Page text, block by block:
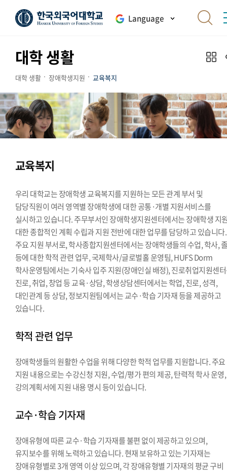
Language
대학 생활
대학 생활 장애학생지원 교육복지
교육복지
우리 대학교는 장애학생 교육복지를 지원하는 모든 관계 부서 및
담당직원이 여러 영역별 장애학생에 대한 공통·개별 지원서비스를
실시하고 있습니다. 주무부서인 장애학생지원센터에서는 장애학생 지
대한 종합적인 계획 수립과 지원 전반에 대한 업무를 담당하고 있습니다.
주요 지원 부서로, 학사종합지원센터에서는 장애학생들의 수업, 학사,
등에 대한 학적 관련 업무, 국제학사/글로벌홀 운영팀, HUFS Dorm
학사운영팀에서는 기숙사 입주 지원(장애인실 배정), 진로취업지원센
진로, 취업, 창업 등 교육·상담, 학생상담센터에서는 학업, 진로, 성격,
대인관계 등 상담, 정보지원팀에서는 교수·학습 기자재 등을 제공하고
있습니다.
학적 관련 업무
장애학생들의 원활한 수업을 위해 다양한 학적 업무를 지원합니다. 주요
지원 내용으로는 수강신청 지원, 수업/평가 편의 제공, 탄력적 학사 운영,
강의계획서에 지원 내용 명시 등이 있습니다.
교수·학습 기자재
장애유형에 따른 교수·학습 기자재를 불편 없이 제공하고 있으며,
유지보수를 위해 노력하고 있습니다. 현재 보유하고 있는 기자재는
장애유형별로 3개 영역 이상 있으며, 각 장애유형별 기자재의 평균 구비